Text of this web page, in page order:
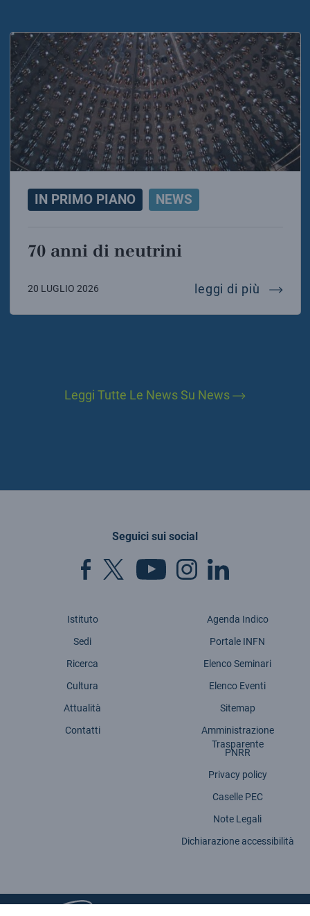
IN PRIMO PIANO NEWS
70 anni di neutrini
20 LUGLIO 2026 leggi di più 70
Leggi Tutte Le News Su News
Seguici sui social
Istituto
Sedi
Ricerca
Cultura
Attualità
Contatti
Agenda Indico
Portale INFN
Elenco Seminari
Elenco Eventi
Sitemap
Amministrazione
Trasparente
PNRR
Privacy policy
Caselle PEC
Note Legali
Dichiarazione accessibilità